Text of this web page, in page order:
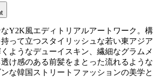
Y2K風エディトリアルアートワーク。構
って立つスタイリッシュな若い東アジア
ようなデューイスキン、繊細なグラムメ
け感のある前髪をまとった流れるような
な韓国ストリートファッションの美学と